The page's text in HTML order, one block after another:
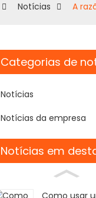
Notícias A
Categorias de
Notícias
Notícias da empresa
Notícias em
Como usar